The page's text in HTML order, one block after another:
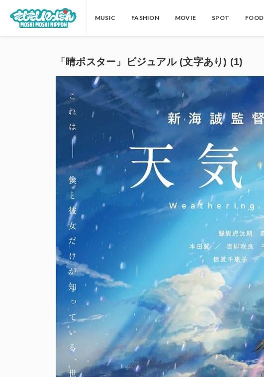
MUSIC FASHION MOVIE SPOT FOOD
「晴ポスター」ビジュアル (文字あり) (1)